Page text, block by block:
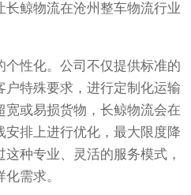
长鲸物流在沧州整车物流行业
性化。公司不仅提供标准的
特殊要求，进行定制化运输
或易损货物，长鲸物流会在
排上进行优化，最大限度降
种专业、灵活的服务模式，
需求。